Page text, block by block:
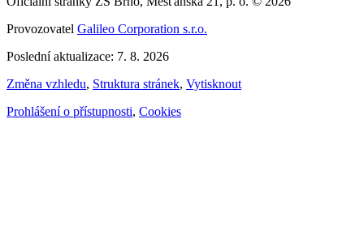
Provozovatel Galileo Corporation s.r.o.
Poslední aktualizace: 7. 8. 2026
Změna vzhledu, Struktura stránek, Vytisknout
Prohlášení o přístupnosti, Cookies